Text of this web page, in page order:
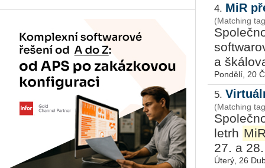
4. MiR
(Matching
a
Pondělí, 20
5.
(Matching
letrh
27. a
Úterý, 26